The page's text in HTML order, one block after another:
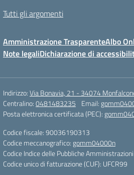
Tutti gli argomenti
Amministrazione TrasparenteAlbo
Note legaliDichiarazione di
Indirizzo:Via Bonavia, 21 - 34074
Centralino:0481483235 Email:
Posta elettronica certificata (PEC):
Codice fiscale: 90036190313
Codice meccanografico: gomm04000n
Codice Indice delle Pubbliche
Codice unico di fatturazione (CUF): UFCR99